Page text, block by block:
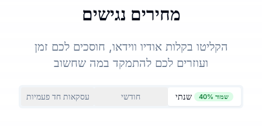
מחירים נגישים
הקליטו בקלות אודיו ווידאו, חוסכים לכם זמן
ועוזרים לכם להתמקד במה שחשוב
עסקאות חד פעמיות חודשי שנתי שמור 40%